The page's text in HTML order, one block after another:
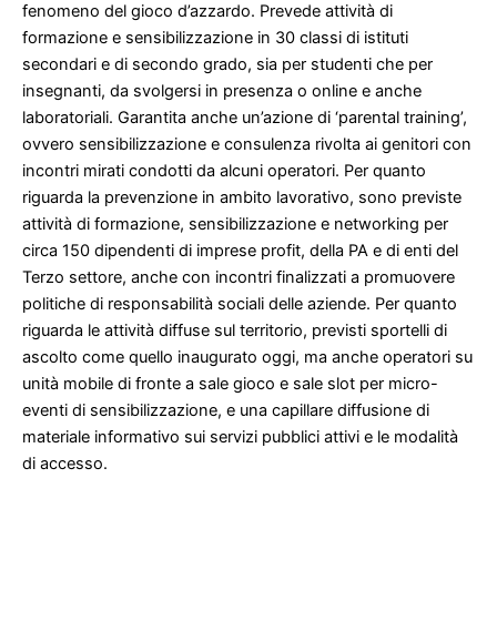
fenomeno del gioco d’azzardo. Prevede attività di
formazione e sensibilizzazione in 30 classi di istituti
secondari e di secondo grado, sia per studenti che per
insegnanti, da svolgersi in presenza o online e anche
laboratoriali. Garantita anche un’azione di ‘parental training’,
ovvero sensibilizzazione e consulenza rivolta ai genitori con
incontri mirati condotti da alcuni operatori. Per quanto
riguarda la prevenzione in ambito lavorativo, sono previste
attività di formazione, sensibilizzazione e networking per
circa 150 dipendenti di imprese profit, della PA e di enti del
Terzo settore, anche con incontri finalizzati a promuovere
politiche di responsabilità sociali delle aziende. Per quanto
riguarda le attività diffuse sul territorio, previsti sportelli di
ascolto come quello inaugurato oggi, ma anche operatori su
unità mobile di fronte a sale gioco e sale slot per micro-
eventi di sensibilizzazione, e una capillare diffusione di
materiale informativo sui servizi pubblici attivi e le modalità
di accesso.